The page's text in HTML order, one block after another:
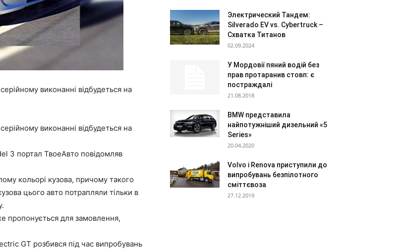
виконанні відбудеться на
виконанні відбудеться на
3 портал ТвоеАвто повідомляв
кольорі кузова, причому такого
цього авто потрапляли тільки в
пропонується для замовлення,
GT розбився під час випробувань
Электрический Тандем:
Silverado EV vs. Cybertruck –
Схватка Титанов
02.09.2024
У Мордовії пяний водій без
прав протаранив стовп: є
постраждалі
21.08.2018
BMW представила
найпотужніший дизельний «5
Series»
20.04.2020
Volvo і Renova приступили до
випробувань безпілотного
сміттєвоза
27.12.2019